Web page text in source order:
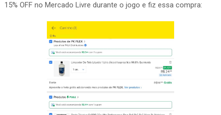
15% OFF no Mercado Livre durante o jogo e fiz essa compra: